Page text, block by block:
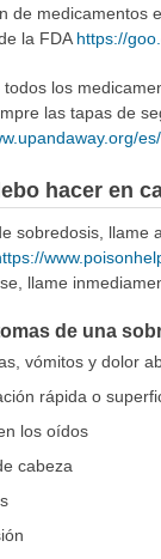
de medicamentos
la FDAhttps://
todos los
las tapas de
es/
hacer en
sobredosis, llame
llame
de una
vómitos y dolor
rápida o
los oídos
cabeza